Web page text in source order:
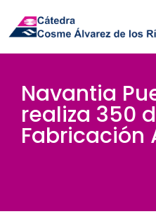
Navantia
realiza 350
Fabricación